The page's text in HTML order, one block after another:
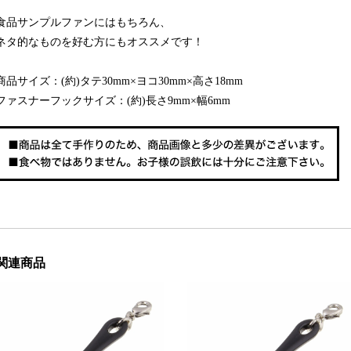
品サンプルファンにはもちろん、
タ的なものを好む方にもオススメです！
品サイズ：(約)タテ30mm×ヨコ30mm×高さ18mm
ァスナーフックサイズ：(約)長さ9mm×幅6mm
連商品